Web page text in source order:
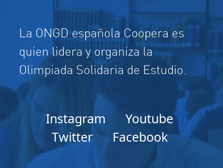
La ONGD española Coopera es
quien lidera y organiza la
Olimpiada Solidaria de Estudio.
Instagram
Youtube
Twitter
Facebook